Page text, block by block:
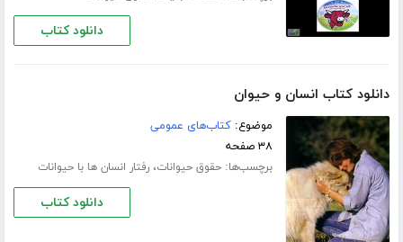
دانلود کتاب
دانلود کتاب انسان و حیوان
موضوع:کتاب‌های عمومی
۳۸ صفحه
برچسب‌ها:حقوق حیوانات،رفتار انسان ها با حیوانات
دانلود کتاب